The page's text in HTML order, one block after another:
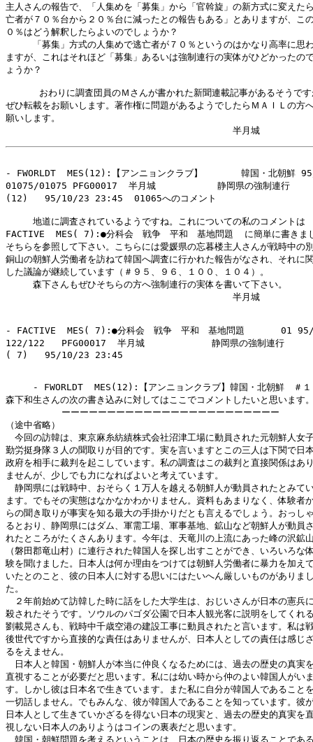
主人さんの報告で、「人集めを「募集」から「官斡旋」の新方式に変えた
亡者が７０％台から２０％台に減ったとの報告もある」とありますが、こ
０％はどう解釈したらよいのでしょうか？
「募集」方式の人集めで逃亡者が７０％というのはかなり高率に思
ますが、これはそれほど「募集」あるいは強制連行の実体がひどかったの
ょうか？
おわりに調査団員のＭさんが書かれた新聞連載記事があるそうで
ぜひ転載をお願いします。著作権に問題があるようでしたらＭＡＩＬの方
願いします。
- FWORLDT  MES(12):【アンニョンクラブ】　　　  韓国・北朝鮮
01075/01075 PFG00017  半月城           静岡県の強制連行
(12)   95/10/23 23:45  01065へのコメント
地道に調査されているようですね。これについての私のコメントは
FACTIVE  MES( 7):●分科会　戦争　平和　基地問題  に簡単に書きま
そちらを参照して下さい。こちらには愛媛県の忘暮楼主人さんが戦時中の
銅山の朝鮮人労働者を訪ねて韓国へ調査に行かれた報告がなされ、それに
した議論が継続しています（＃９５、９６、１００、１０４）。
森下さんもぜひそちらの方へ強制連行の実体を書いて下さい。
半月城
- FACTIVE  MES( 7):●分科会　戦争　平和　基地問題　　　　01
122/122   PFG00017  半月城            静岡県の強制連行
( 7)   95/10/23 23:45
- FWORLDT  MES(12):【アンニョンクラブ】韓国・北朝鮮　＃１
森下和生さんの次の書き込みに対してはここでコメントしたいと思います
          ーーーーーーーーーーーーーーーーーーーーーーーー
（途中省略）
今回の訪韓は、東京麻糸紡績株式会社沼津工場に動員された元朝鮮人女
勤労挺身隊３人の聞取りが目的です。実を言いますとこの三人は下関で日
政府を相手に裁判を起こしています。私の調査はこの裁判と直接関係はあ
ませんが、少しでも力になればよいと考えています。
静岡県には戦時中、おそらく１万人を越える朝鮮人が動員されたとみて
ます。でもその実態はなかなかわかりません。資料もあまりなく、体験者
らの聞き取りが事実を知る最大の手掛かりだとも言えるでしょう。おっし
るとおり、静岡県にはダム、軍需工場、軍事基地、鉱山など朝鮮人が動員
れたところがたくさんあります。今年は、天竜川の上流にあった峰の沢鉱
（磐田郡竜山村）に連行された韓国人を探し出すことができ、いろいろな
験を聞けました。日本人は何か理由をつけては朝鮮人労働者に暴力を加え
いたとのこと、彼の日本人に対する思いにはたいへん厳しいものがありま
た。
２年前始めて訪韓した時に話をした大学生は、おじいさんが日本の憲兵
殺されたそうです。ソウルのパゴダ公園で日本人観光客に説明をしてくれ
劉載晃さんも、戦時中千歳空港の建設工事に動員されたと言います。私は
後世代ですから直接的な責任はありませんが、日本人としての責任は感じ
るをえません。
日本人と韓国・朝鮮人が本当に仲良くなるためには、過去の歴史の真実
直視することが必要だと思います。私には幼い時から仲のよい韓国人がい
す。しかし彼は日本名で生きています。また私に自分が韓国人であること
一切話しません。でもみんな、彼が韓国人であることを知っています。彼
日本人として生きていかざるを得ない日本の現実と、過去の歴史的真実を
視しない日本人のありようはコインの裏表だと思います。
韓国・朝鮮問題を考えるということは、日本の歴史を振り返ることであ